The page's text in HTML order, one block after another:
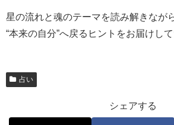
星の流れと魂のテーマを読み解きながら
“本来の自分”へ戻るヒントをお届けし
占い
シェアする